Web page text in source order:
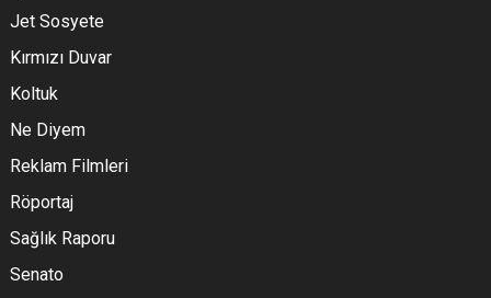
Jet Sosyete
Kırmızı Duvar
Koltuk
Ne Diyem
Reklam Filmleri
Röportaj
Sağlık Raporu
Senato